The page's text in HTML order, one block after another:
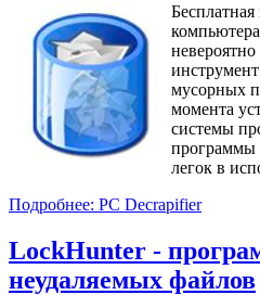
мусорных
момента
системы
программы
легок в
Подробнее: PC Decrapifier
LockHunter -
неудаляемых файлов